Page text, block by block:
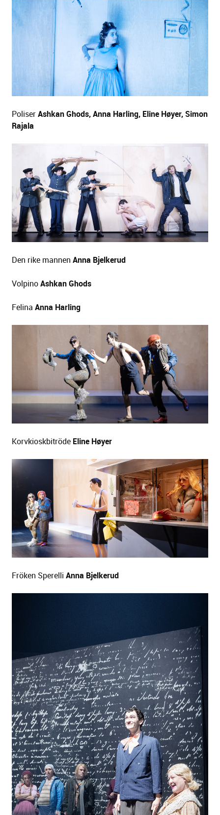
PoliserAshkan Ghods, Anna Harling, Eline Høyer, Simon
Rajala
Den rike mannen Anna Bjelkerud
VolpinoAshkan Ghods
Felina Anna Harling
Korvkioskbitröde Eline Høyer
Fröken Sperelli Anna Bjelkerud